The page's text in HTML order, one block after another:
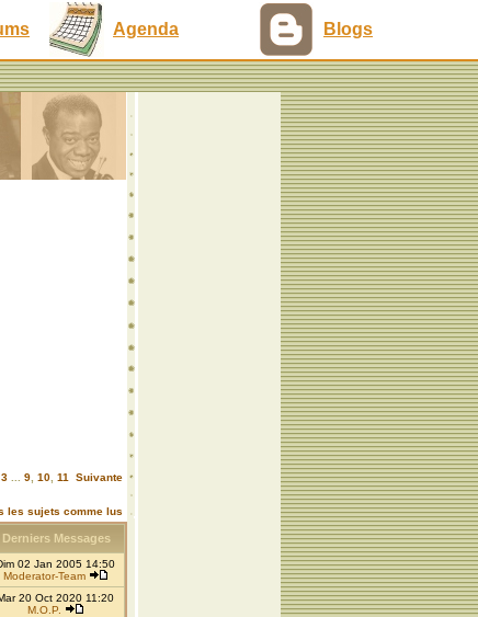
Agenda Blogs
3 9 10 11 Suivante
les sujets comme lus
Derniers Messages
02 Jan 2005 14:50
Moderator-Team
20 Oct 2020 11:20
M.O.P.